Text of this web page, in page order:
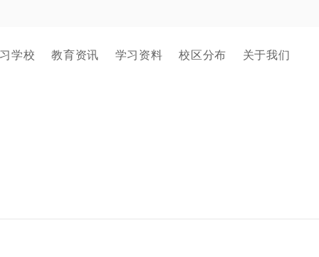
学校 教育资讯 学习资料 校区分布 关于我们